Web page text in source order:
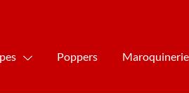
Poppers Maroquinerie